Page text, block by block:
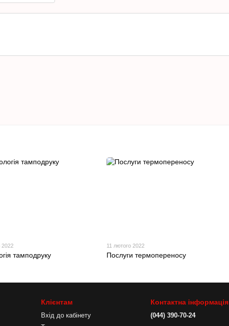
2022
тамподруку
11 лютого 2022
Послуги термопереносу
Клієнтам
Вхід до кабінету
Контактна інформація
(044) 390-70-24